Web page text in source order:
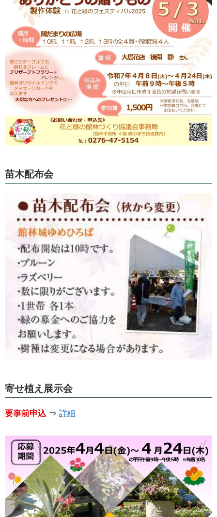
苗木配布会
寄せ植え展示会
要事前申込 ⇒ 詳細